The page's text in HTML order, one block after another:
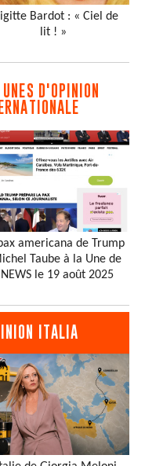
Bardot : « Ciel de
lit ! »
UNES D'OPINION
americana de Trump
Taube à la Une de
le 19 août 2025
ITALIA